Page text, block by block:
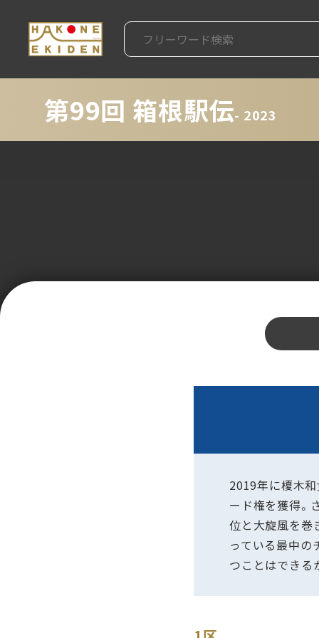
第99回 箱根駅伝- 2023
2019年に榎木
ード権を獲得。
位と大旋風を巻
っている最中の
つことはできる